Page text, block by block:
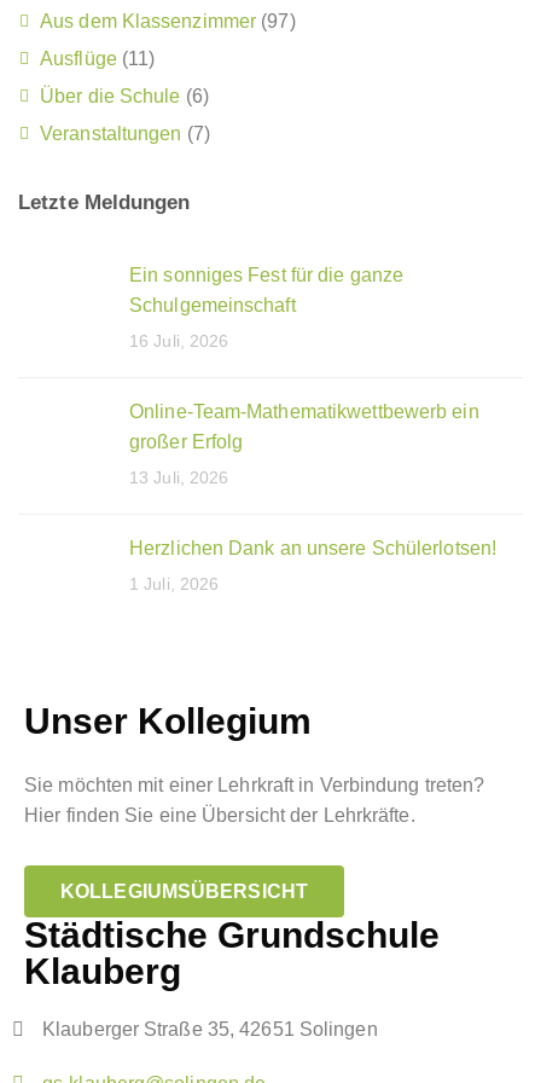
Aus dem Klassenzimmer (97)
Ausflüge(11)
Über die Schule (6)
Veranstaltungen (7)
Letzte Meldungen
Ein sonniges Fest für die ganze
Schulgemeinschaft
16 Juli, 2026
Online-Team-Mathematikwettbewerb ein
großer Erfolg
13 Juli, 2026
Herzlichen Dank an unsere Schülerlotsen!
1 Juli, 2026
Unser Kollegium
Sie möchten mit einer Lehrkraft in Verbindung treten?
Hier finden Sie eine Übersicht der Lehrkräfte.
KOLLEGIUMSÜBERSICHT
Städtische Grundschule
Klauberg
Klauberger Straße 35, 42651 Solingen